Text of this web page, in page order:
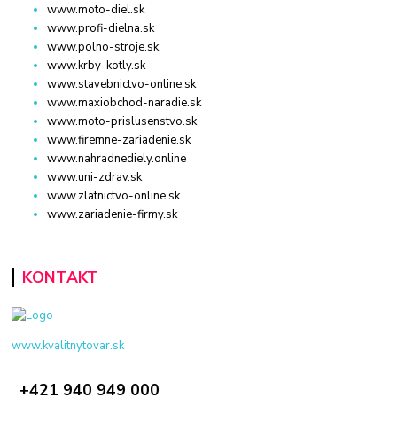
www.moto-diel.sk
www.profi-dielna.sk
www.polno-stroje.sk
www.krby-kotly.sk
www.stavebnictvo-online.sk
www.maxiobchod-naradie.sk
www.moto-prislusenstvo.sk
www.firemne-zariadenie.sk
www.nahradnediely.online
www.uni-zdrav.sk
www.zlatnictvo-online.sk
www.zariadenie-firmy.sk
KONTAKT
www.kvalitnytovar.sk
+421 940 949 000